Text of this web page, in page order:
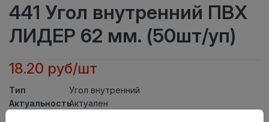
441 Угол внутренний ПВХ
ЛИДЕР 62 мм. (50шт/уп)
18.20 руб/шт
Тип
Угол внутренний
АктуальностьАктуален